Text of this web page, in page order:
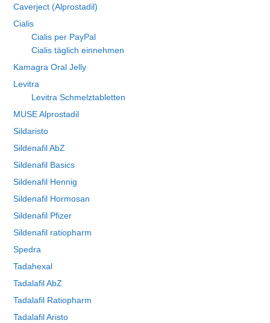
Caverject (Alprostadil)
Cialis
Cialis per PayPal
Cialis täglich einnehmen
Kamagra Oral Jelly
Levitra
Levitra Schmelztabletten
MUSE Alprostadil
Sildaristo
Sildenafil AbZ
Sildenafil Basics
Sildenafil Hennig
Sildenafil Hormosan
Sildenafil Pfizer
Sildenafil ratiopharm
Spedra
Tadahexal
Tadalafil AbZ
Tadalafil Ratiopharm
Tadalafil Aristo